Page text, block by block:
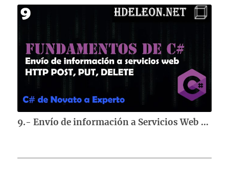
9.- Envío de información a Servicios Web por HTTP POST, PUT y DELETE | Curso de fundamentos de C#